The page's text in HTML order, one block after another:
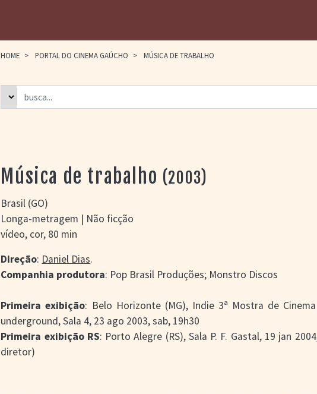
HOME > PORTAL DO CINEMA GAÚCHO > MÚSICA DE TRABALHO
Música de trabalho (2003)
Brasil (GO)
Longa-metragem | Não ficção
vídeo, cor, 80 min
Direção: Daniel Dias.
Companhia produtora: Pop Brasil Produções; Monstro Discos
Primeira exibição: Belo Horizonte (MG), Indie 3ª Mostra de
underground, Sala 4, 23 ago 2003, sab, 19h30
Primeira exibição RS: Porto Alegre (RS), Sala P. F. Gastal, 19 jan
diretor)